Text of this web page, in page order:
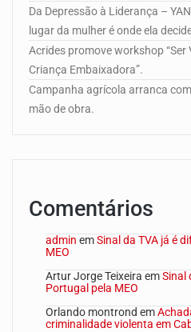
Da Depressão à Liderança –
lugar da mulher é onde ela
Acrides promove workshop “Ser
Criança Embaixadora”.
Campanha agrícola arranca
mão de obra.
Comentários
admin emSinal da TVA já é
MEO
Artur Jorge Teixeira emSinal
Portugal pela MEO
Orlando montrond em
criminalidade violenta em